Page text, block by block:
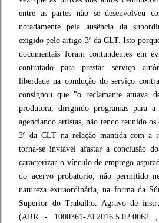
entre as partes não se desenvolveu
notadamente pela ausência da
exigido pelo artigo 3º da CLT. Isto
documentais foram contundentes em
contratado para prestar serviço
liberdade na condução do serviço
consignou que "o reclamante atuava
produtora, dirigindo programas para a
agenciando artistas, não tendo reunido os
3º da CLT na relação mantida com a
torna-se inviável afastar a conclusão
caracterizar o vínculo de emprego
do acervo probatório, não permitido
natureza extraordinária, na forma da
Superior do Trabalho. Agravo de
(ARR - 1000361-70.2016.5.02.0062